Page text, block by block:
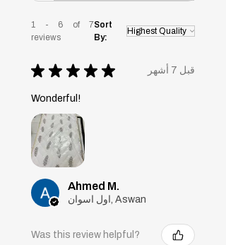
1 - 6 of 7
reviews
Sort
By:
★ ★ ★ ★ ★ قبل 7 أشهر
Wonderful!
Ahmed M.
اول اسوان, Aswan
Was this review helpful?